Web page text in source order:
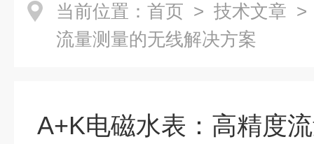
当前位置： 首页 > 技术文章 >
流量测量的无线解决方案
A+K电磁水表：高精度